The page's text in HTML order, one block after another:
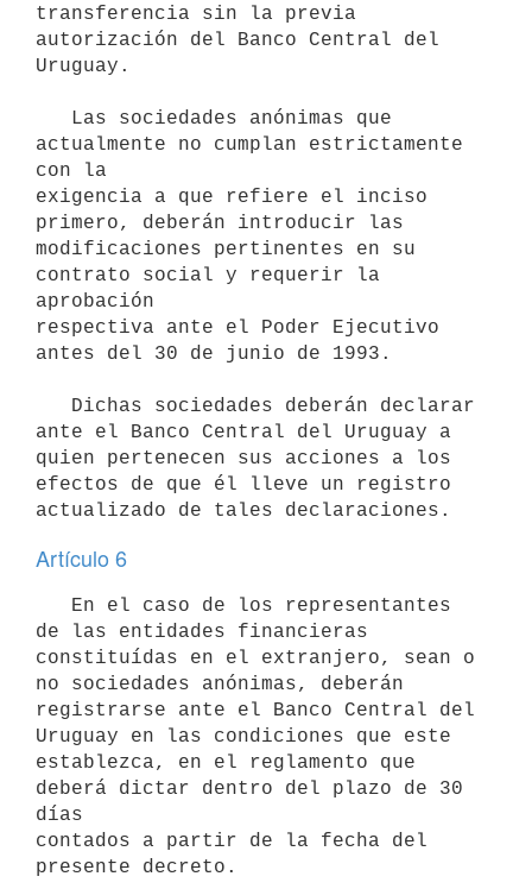
transferencia sin la previa
autorización del Banco Central del
Uruguay.
actualmente no cumplan estrictamente
con la
exigencia a que refiere el inciso
primero, deberán introducir las
modificaciones pertinentes en su
contrato social y requerir la
aprobación
respectiva ante el Poder Ejecutivo
antes del 30 de junio de 1993.
ante el Banco Central del Uruguay a
quien pertenecen sus acciones a los
efectos de que él lleve un registro
Artículo 6
de las entidades financieras
constituídas en el extranjero, sean o
no sociedades anónimas, deberán
registrarse ante el Banco Central del
Uruguay en las condiciones que este
establezca, en el reglamento que
deberá dictar dentro del plazo de 30
días
contados a partir de la fecha del
presente decreto.